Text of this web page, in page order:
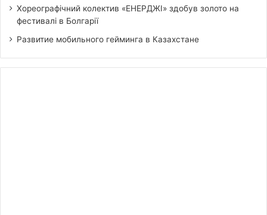
Хореографічний колектив «ЕНЕРДЖІ» здобув золото на
фестивалі в Болгарії
Развитие мобильного гейминга в Казахстане